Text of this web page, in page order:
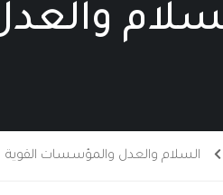
السلام والعدل والمؤسسات القوية